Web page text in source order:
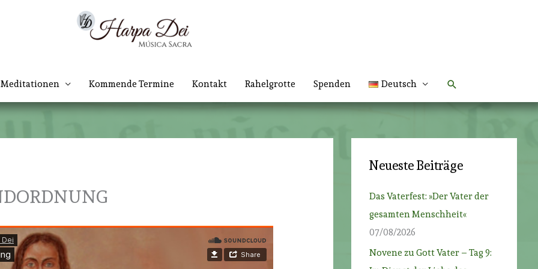
Meditationen Kommende Termine Kontakt Rahelgrotte Spenden Deutsch Suchen
Neueste Beiträge
Das Vaterfest: »Der Vater der
gesamten Menschheit«
07/08/2026
Novene zu Gott Vater – Tag 9: